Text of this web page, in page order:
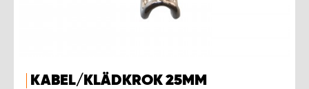
KABEL/KLÄDKROK 25MM